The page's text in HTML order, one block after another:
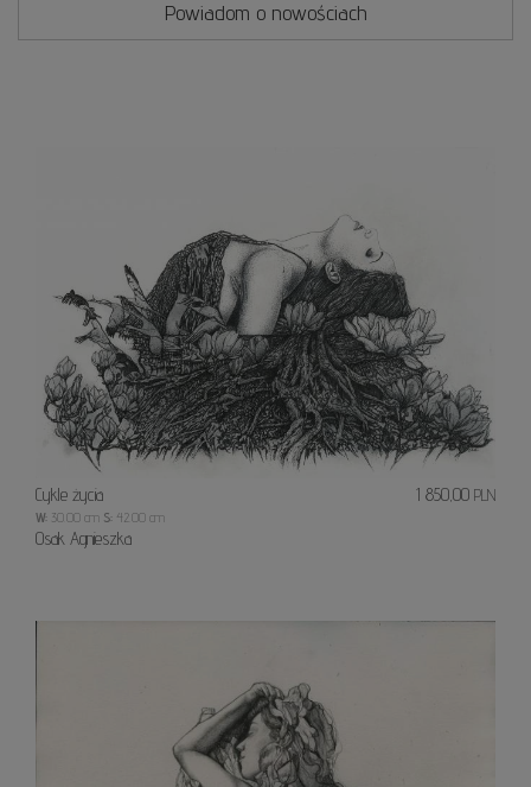
Powiadom o nowościach
Cykle życia
W: 30.00 cm S: 42.00 cm
Osak Agnieszka
1 850,00 PLN